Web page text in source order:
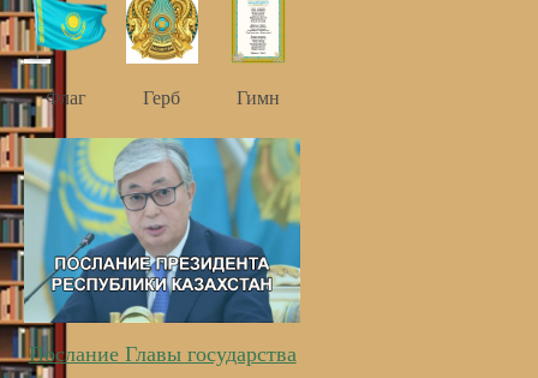
Флаг Герб Гимн
Послание Главы государства